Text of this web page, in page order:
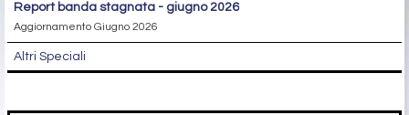
report banda stagnata - giugno 2026
Aggiornamento Giugno 2026
Altri Speciali